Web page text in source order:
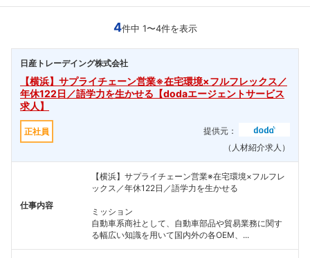
4件中 1〜4件を表示
日産トレーデイング株式会社
【横浜】サプライチェーン営業※在宅環境×フルフレックス／
年休122日／語学力を生かせる【dodaエージェントサービス
求人】
正社員
提供元：
（人材紹介求人）
仕事内容
【横浜】サプライチェーン営業※在宅環境×フルフレ
ックス／年休122日／語学力を生かせる
ミッション
自動車系商社として、自動車部品や貿易業務に関す
る幅広い知識を用いて国内外の各OEM、...